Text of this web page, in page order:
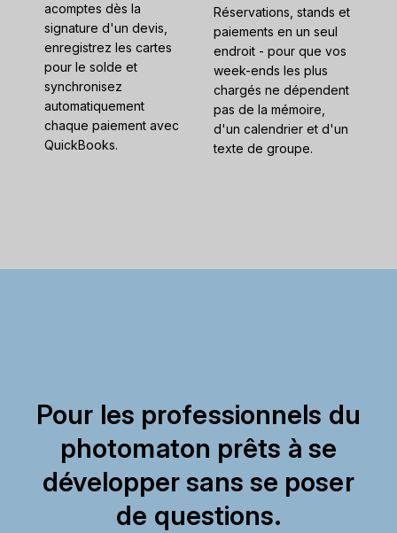
acomptes dès la
signature d'un devis,
enregistrez les cartes
pour le solde et
synchronisez
automatiquement
chaque paiement avec
QuickBooks.
Réservations, stands et
paiements en un seul
endroit - pour que vos
week-ends les plus
chargés ne dépendent
pas de la mémoire,
d'un calendrier et d'un
texte de groupe.
Pour les professionnels du
photomaton prêts à se
développer sans se poser
de questions.